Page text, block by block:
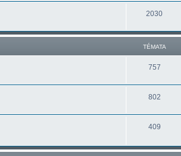
2030
TÉMATA
757
802
409